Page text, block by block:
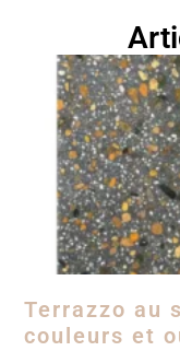
Terrazzo au
couleurs et